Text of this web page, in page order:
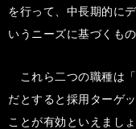
を行って、中長期的に
いうニーズに基づくもの
これら二つの職種は「
だとすると採用ターゲ
ことが有効といえましょ